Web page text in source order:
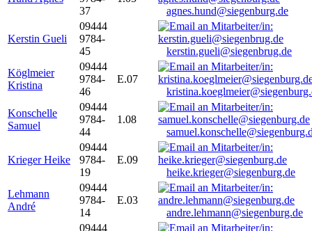
37
agnes.hund@siegenburg.de
Kerstin Gueli
09444
9784-
45
kerstin.gueli@siegenbrug.de
Köglmeier
Kristina
09444
9784-
46
E.07
Konschelle
Samuel
09444
9784-
44
1.08
Krieger Heike
09444
9784-
19
E.09
heike.krieger@siegenburg.de
Lehmann
André
09444
9784-
14
E.03
andre.lehmann@siegenburg.de
09444